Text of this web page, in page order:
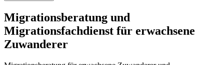
Migrationsberatung und
Migrationsfachdienst für erwachsene
Zuwanderer